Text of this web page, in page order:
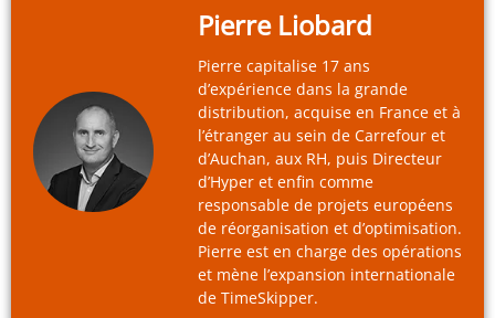
Pierre Liobard
Pierre capitalise 17 ans
d’expérience dans la grande
distribution, acquise en France et à
l’étranger au sein de Carrefour et
d’Auchan, aux RH, puis Directeur
d’Hyper et enfin comme
responsable de projets européens
de réorganisation et d’optimisation.
Pierre est en charge des opérations
et mène l’expansion internationale
de TimeSkipper.